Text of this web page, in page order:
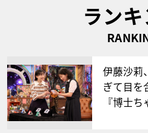
ラン
伊藤沙莉
ぎて目
『博士